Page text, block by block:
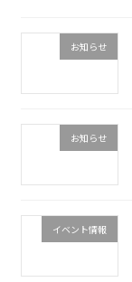
お知らせ
お知らせ
イベント情報